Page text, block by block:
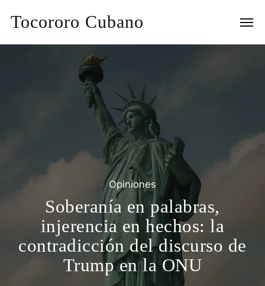
Tocororo Cubano
Opiniones
Soberanía en palabras,
injerencia en hechos: la
contradicción del discurso de
Trump en la ONU